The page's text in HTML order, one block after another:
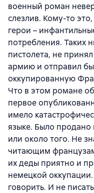
военный роман
слезлив. Кому-то
герои –
потребления. Таких
пистолета, не
армию и отправил
оккупированную
Что в этом романе
первое
имело
языке. Было продано
или около того. Не
читающим
их деды приятно и
немецкой
говорить. И не